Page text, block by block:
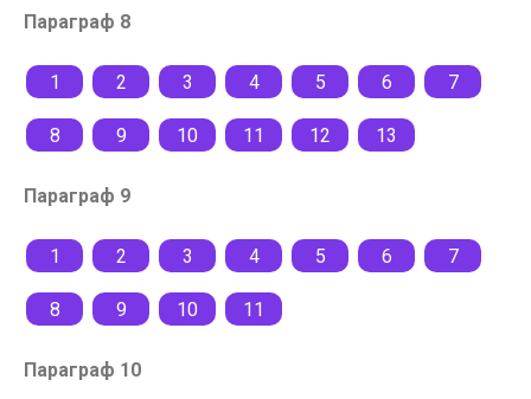
Параграф 8
1 2 3 4 5 6 7
8 9 10 11 12 13
Параграф 9
1 2 3 4 5 6 7
8 9 10 11
Параграф 10